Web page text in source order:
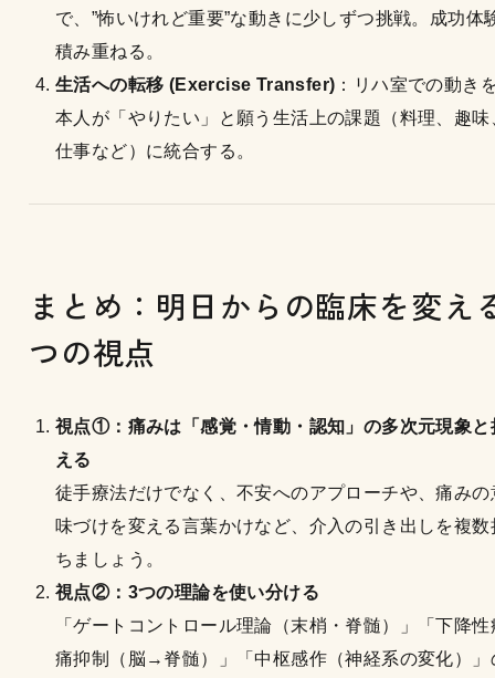
で、”怖いけれど重要”な動きに少しずつ挑戦。成功体
積み重ねる。
生活への転移 (Exercise Transfer) ：リハ室での動き
本人が「やりたい」と願う生活上の課題（料理、趣味
仕事など）に統合する。
まとめ：明日からの臨床を変え
つの視点
視点①：痛みは「感覚・情動・認知」の多次元現象と
える
徒手療法だけでなく、不安へのアプローチや、痛みの
味づけを変える言葉かけなど、介入の引き出しを複数
ちましょう。
視点②：3つの理論を使い分ける
「ゲートコントロール理論（末梢・脊髄）」「下降性
痛抑制（脳→脊髄）」「中枢感作（神経系の変化）」